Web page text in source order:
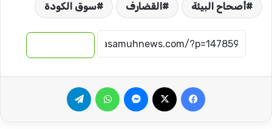
أصحاح البيئة القضارف سوق الكودة
فيسبوك ماسنجر واتساب